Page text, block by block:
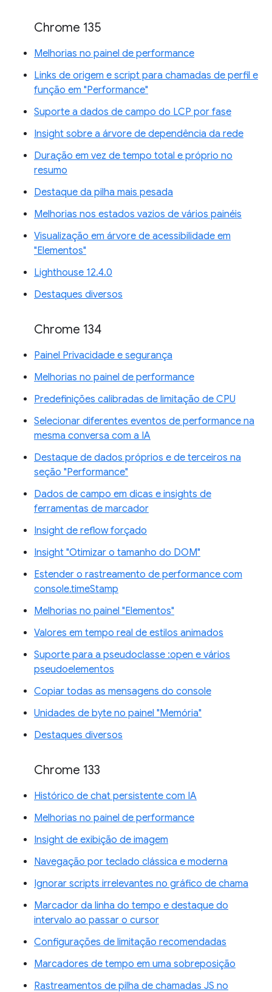
Chrome 135
Melhorias no painel de performance
Links de origem e script para chamadas de perfil e
função em "Performance"
Suporte a dados de campo do LCP por fase
Insight sobre a árvore de dependência da rede
Duração em vez de tempo total e próprio no
resumo
Destaque da pilha mais pesada
Melhorias nos estados vazios de vários painéis
Visualização em árvore de acessibilidade em
"Elementos"
Lighthouse 12.4.0
Destaques diversos
Chrome 134
Painel Privacidade e segurança
Melhorias no painel de performance
Predefinições calibradas de limitação de CPU
Selecionar diferentes eventos de performance na
mesma conversa com a IA
Destaque de dados próprios e de terceiros na
seção "Performance"
Dados de campo em dicas e insights de
ferramentas de marcador
Insight de reflow forçado
Insight "Otimizar o tamanho do DOM"
Estender o rastreamento de performance com
console.timeStamp
Melhorias no painel "Elementos"
Valores em tempo real de estilos animados
Suporte para a pseudoclasse :open e vários
pseudoelementos
Copiar todas as mensagens do console
Unidades de byte no painel "Memória"
Destaques diversos
Chrome 133
Histórico de chat persistente com IA
Melhorias no painel de performance
Insight de exibição de imagem
Navegação por teclado clássica e moderna
Ignorar scripts irrelevantes no gráfico de chama
Marcador da linha do tempo e destaque do
intervalo ao passar o cursor
Configurações de limitação recomendadas
Marcadores de tempo em uma sobreposição
Rastreamentos de pilha de chamadas JS no